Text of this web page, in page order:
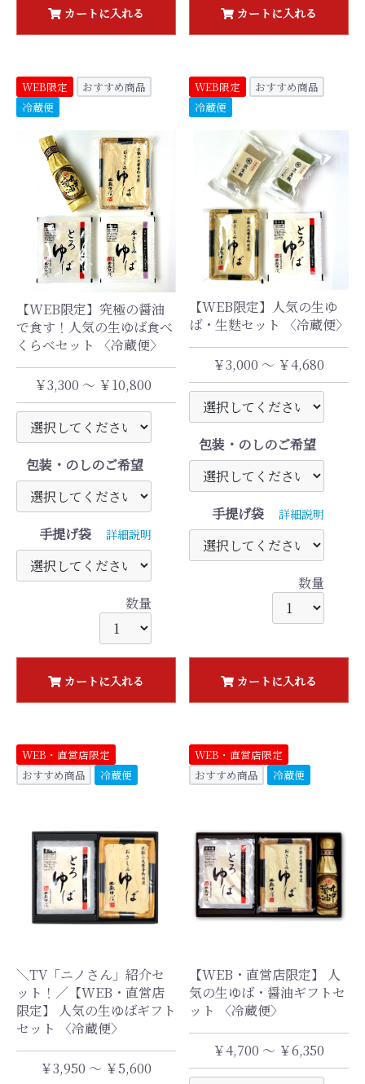
カートに入れる カートに入れる
WEB限定
おすすめ商品
冷蔵便
【WEB限定】究極の醤油
で食す！人気の生ゆば食べ
くらべセット 〈冷蔵便〉
￥3,300 ～ ￥10,800
包装・のしのご希望
手提げ袋 詳細説明
数量
カートに入れる
WEB限定
おすすめ商品
冷蔵便
【WEB限定】人気の生ゆ
ば・生麩セット 〈冷蔵便〉
￥3,000 ～ ￥4,680
包装・のしのご希望
手提げ袋 詳細説明
数量
カートに入れる
WEB・直営店限定
おすすめ商品
冷蔵便
＼TV「ニノさん」紹介セ
ット！／【WEB・直営店
限定】 人気の生ゆばギフト
セット 〈冷蔵便〉
￥3,950 ～ ￥5,600
WEB・直営店限定
おすすめ商品
冷蔵便
【WEB・直営店限定】 人
気の生ゆば・醤油ギフトセ
ット 〈冷蔵便〉
￥4,700 ～ ￥6,350